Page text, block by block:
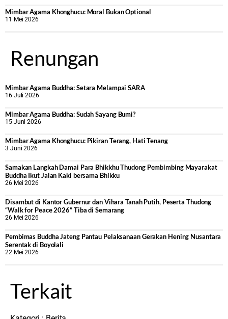
Mimbar Agama Khonghucu: Moral Bukan Optional
11 Mei 2026
Renungan
Mimbar Agama Buddha: Setara Melampai SARA
16 Juli 2026
Mimbar Agama Buddha: Sudah Sayang Bumi?
15 Juni 2026
Mimbar Agama Khonghucu: Pikiran Terang, Hati Tenang
3 Juni 2026
Samakan Langkah Damai Para Bhikkhu Thudong Pembimbing Mayarakat
Buddha Ikut Jalan Kaki bersama Bhikku
26 Mei 2026
Disambut di Kantor Gubernur dan Vihara Tanah Putih, Peserta Thudong
“Walk for Peace 2026” Tiba di Semarang
26 Mei 2026
‎Pembimas Buddha Jateng Pantau Pelaksanaan Gerakan Hening Nusantara
Serentak di Boyolali
22 Mei 2026
Terkait